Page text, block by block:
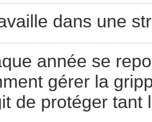
dans une
année se
gérer la
de protéger